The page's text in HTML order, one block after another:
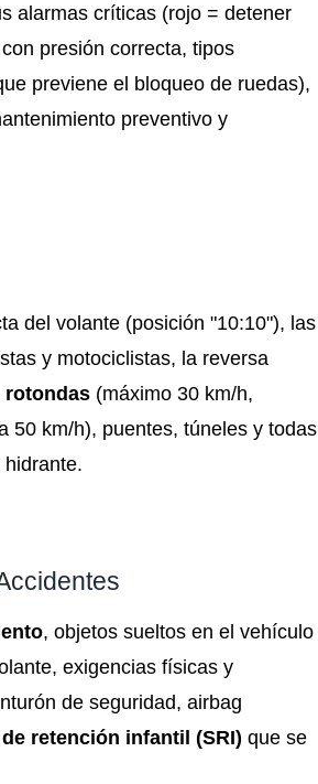
alarmas críticas (rojo = detener
con presión correcta, tipos
previene el bloqueo de ruedas),
preventivo y
del volante (posición "10:10"), las
y motociclistas, la reversa
rotondas (máximo 30 km/h,
50 km/h), puentes, túneles y todas
, objetos sueltos en el vehículo
exigencias físicas y
de seguridad, airbag
retención infantil (SRI) que se